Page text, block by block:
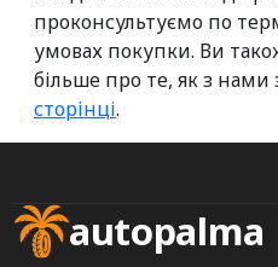
проконсультуємо по
умовах покупки. Ви
більше про те, як з нами
сторінці.
autopalma